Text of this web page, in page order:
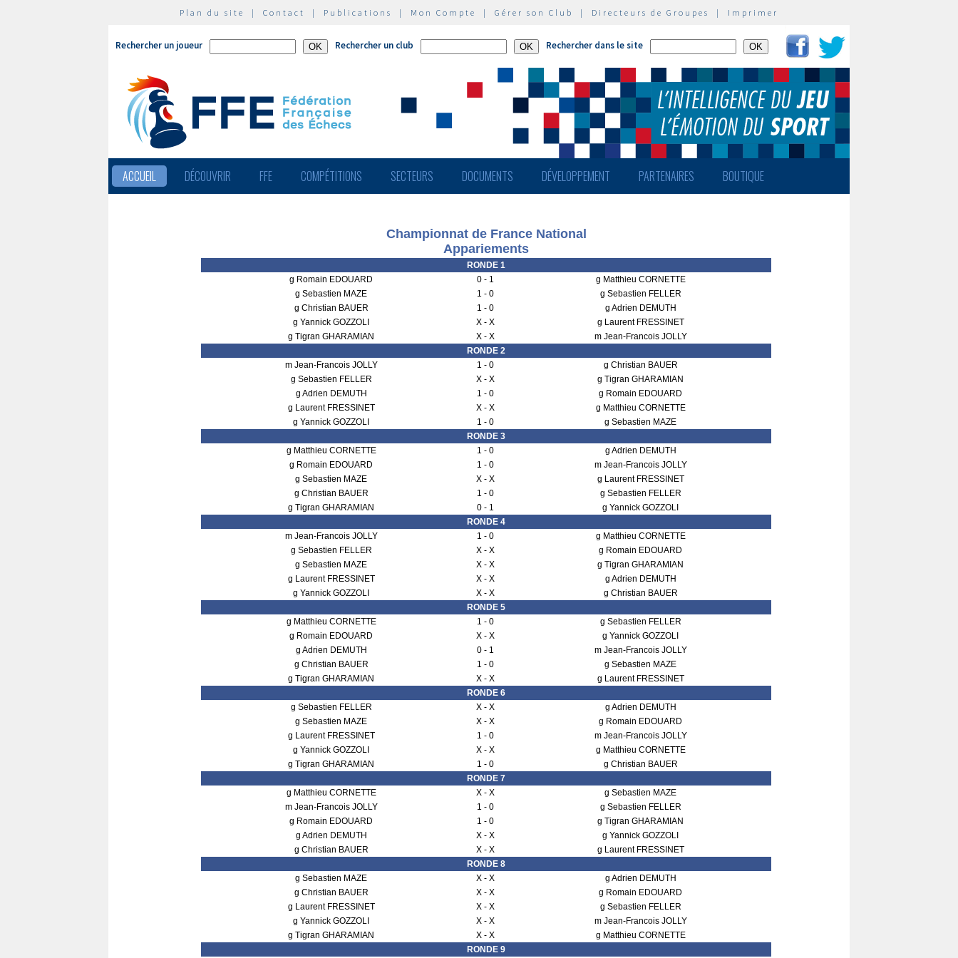
Plan du site | Contact | Publications | Mon Compte | Gérer son Club | Directeurs de Groupes | Imprimer
Rechercher un joueur Rechercher un club Rechercher dans le site
ACCUEIL DÉCOUVRIR FFE COMPÉTITIONS SECTEURS DOCUMENTS DÉVELOPPEMENT PARTENAIRES BOUTIQUE
Championnat de France National
Appariements
RONDE 1
g Romain EDOUARD
0 - 1
g Matthieu CORNETTE
g Sebastien MAZE
1 - 0
g Sebastien FELLER
g Christian BAUER
1 - 0
g Adrien DEMUTH
g Yannick GOZZOLI
X - X
g Laurent FRESSINET
g Tigran GHARAMIAN
X - X
m Jean-Francois JOLLY
RONDE 2
m Jean-Francois JOLLY
1 - 0
g Christian BAUER
g Sebastien FELLER
X - X
g Tigran GHARAMIAN
g Adrien DEMUTH
1 - 0
g Romain EDOUARD
g Laurent FRESSINET
X - X
g Matthieu CORNETTE
g Yannick GOZZOLI
1 - 0
g Sebastien MAZE
RONDE 3
g Matthieu CORNETTE
1 - 0
g Adrien DEMUTH
g Romain EDOUARD
1 - 0
m Jean-Francois JOLLY
g Sebastien MAZE
X - X
g Laurent FRESSINET
g Christian BAUER
1 - 0
g Sebastien FELLER
g Tigran GHARAMIAN
0 - 1
g Yannick GOZZOLI
RONDE 4
m Jean-Francois JOLLY
1 - 0
g Matthieu CORNETTE
g Sebastien FELLER
X - X
g Romain EDOUARD
g Sebastien MAZE
X - X
g Tigran GHARAMIAN
g Laurent FRESSINET
X - X
g Adrien DEMUTH
g Yannick GOZZOLI
X - X
g Christian BAUER
RONDE 5
g Matthieu CORNETTE
1 - 0
g Sebastien FELLER
g Romain EDOUARD
X - X
g Yannick GOZZOLI
g Adrien DEMUTH
0 - 1
m Jean-Francois JOLLY
g Christian BAUER
1 - 0
g Sebastien MAZE
g Tigran GHARAMIAN
X - X
g Laurent FRESSINET
RONDE 6
g Sebastien FELLER
X - X
g Adrien DEMUTH
g Sebastien MAZE
X - X
g Romain EDOUARD
g Laurent FRESSINET
1 - 0
m Jean-Francois JOLLY
g Yannick GOZZOLI
X - X
g Matthieu CORNETTE
g Tigran GHARAMIAN
1 - 0
g Christian BAUER
RONDE 7
g Matthieu CORNETTE
X - X
g Sebastien MAZE
m Jean-Francois JOLLY
1 - 0
g Sebastien FELLER
g Romain EDOUARD
1 - 0
g Tigran GHARAMIAN
g Adrien DEMUTH
X - X
g Yannick GOZZOLI
g Christian BAUER
X - X
g Laurent FRESSINET
RONDE 8
g Sebastien MAZE
X - X
g Adrien DEMUTH
g Christian BAUER
X - X
g Romain EDOUARD
g Laurent FRESSINET
X - X
g Sebastien FELLER
g Yannick GOZZOLI
X - X
m Jean-Francois JOLLY
g Tigran GHARAMIAN
X - X
g Matthieu CORNETTE
RONDE 9